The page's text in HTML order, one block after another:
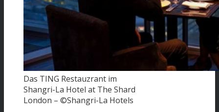
Das TING Restauzrant im
Shangri-La Hotel at The Shard
London – ©Shangri-La Hotels